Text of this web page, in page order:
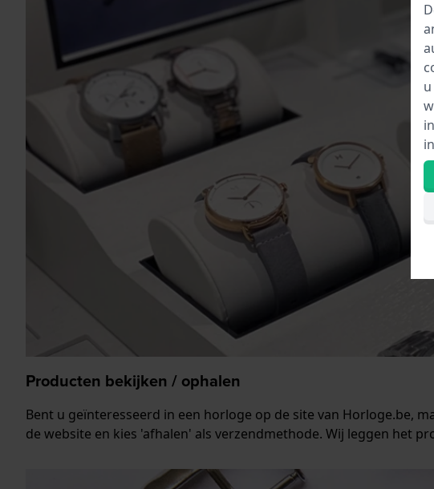
Producten bekijken / ophalen
Bent u geïnteresseerd in een horloge op de site van Horloge.be,
de website en kies 'afhalen' als verzendmethode. Wij leggen het